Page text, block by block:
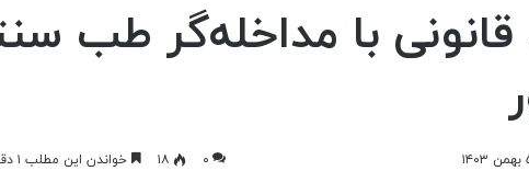
قانونی با مداخله‌گر طب
۰ ۱۸ خواندن این مطلب ۱ دقیقه زمان میبرد